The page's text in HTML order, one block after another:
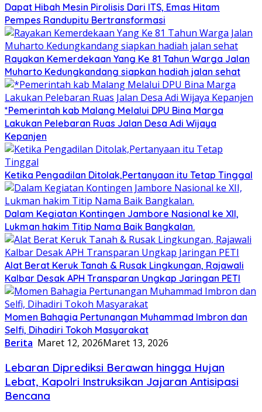
Dapat Hibah Mesin Pirolisis Dari ITS, Emas Hitam
Pempes Randupitu Bertransformasi
Rayakan Kemerdekaan Yang Ke 81 Tahun Warga Jalan
Muharto Kedungkandang siapkan hadiah jalan sehat
*Pemerintah kab Malang Melalui DPU Bina Marga
Lakukan Pelebaran Ruas Jalan Desa Adi Wijaya
Kepanjen
Ketika Pengadilan Ditolak,Pertanyaan itu Tetap Tinggal
Dalam Kegiatan Kontingen Jambore Nasional ke XII,
Lukman hakim Titip Nama Baik Bangkalan.
Alat Berat Keruk Tanah & Rusak Lingkungan, Rajawali
Kalbar Desak APH Transparan Ungkap Jaringan PETI
Momen Bahagia Pertunangan Muhammad Imbron dan
Selfi, Dihadiri Tokoh Masyarakat
Berita Maret 12, 2026Maret 13, 2026
Lebaran Diprediksi Berawan hingga Hujan
Lebat, Kapolri Instruksikan Jajaran Antisipasi
Bencana